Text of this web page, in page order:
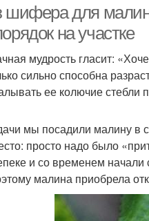
шифера для
на участке
мудрость гласит:
сильно способна
ее колючие стебли
мы посадили малину в
просто надо было
и со временем начали
малина приобрела